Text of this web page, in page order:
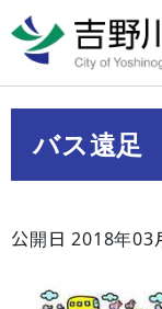
バス遠足
公開日 2018年03